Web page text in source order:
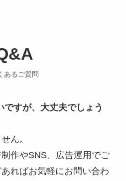
あるご質問
すが、大丈夫でしょう
ん。
作やSNS、広告運用でご
ればお気軽にお問い合わ